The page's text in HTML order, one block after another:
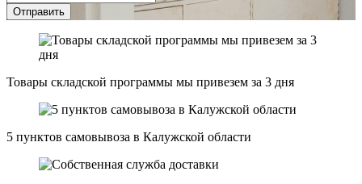
Отправить
Товары складской программы мы привезем за 3 дня
5 пунктов самовывоза в Калужской области